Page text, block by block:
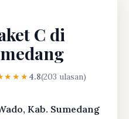
C di
4.8(203 ulasan)
Kab. Sumedang